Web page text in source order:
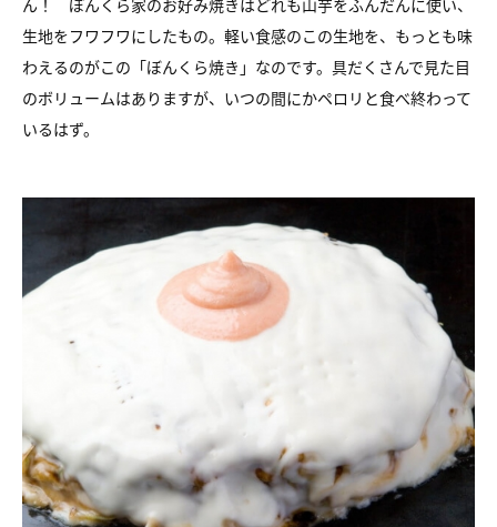
ん！ ぼんくら家のお好み焼きはどれも山芋をふんだんに使い、
生地をフワフワにしたもの。軽い食感のこの生地を、もっとも味
わえるのがこの「ぼんくら焼き」なのです。具だくさんで見た目
のボリュームはありますが、いつの間にかペロリと食べ終わって
いるはず。